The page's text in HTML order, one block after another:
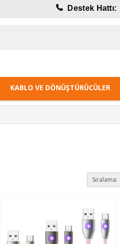
Destek Hattı:
KABLO VE DÖNÜŞTÜRÜCÜLER
Sıralama: